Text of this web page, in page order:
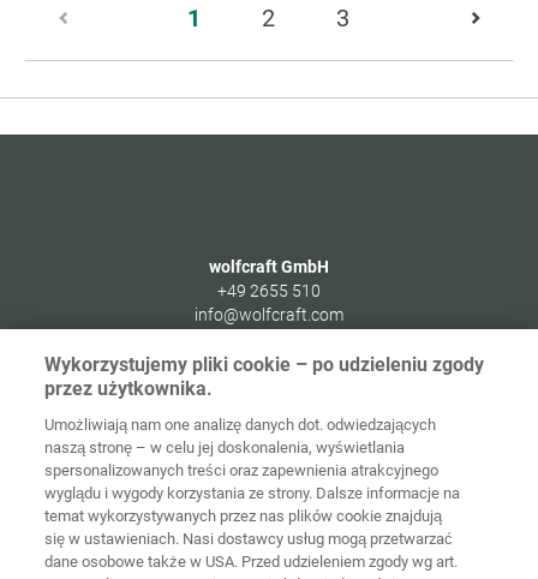
1 Strona
1
2 3
wolfcraft GmbH
+49 2655 510
info@wolfcraft.com
56746 Kempenich
Strona
główna Kontakt Nota prawna
Ochrona
danych
Wykorzystujemy pliki cookie – po udzieleniu zgody
przez użytkownika.
Umożliwiają nam one analizę danych dot. odwiedzających
naszą stronę – w celu jej doskonalenia, wyświetlania
spersonalizowanych treści oraz zapewnienia atrakcyjnego
wyglądu i wygody korzystania ze strony. Dalsze informacje na
temat wykorzystywanych przez nas plików cookie znajdują
się w ustawieniach. Nasi dostawcy usług mogą przetwarzać
dane osobowe także w USA. Przed udzieleniem zgody wg art.